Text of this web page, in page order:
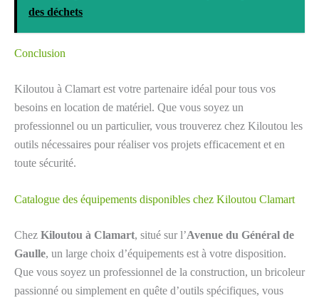
des déchets
Conclusion
Kiloutou à Clamart est votre partenaire idéal pour tous vos
besoins en location de matériel. Que vous soyez un
professionnel ou un particulier, vous trouverez chez Kiloutou les
outils nécessaires pour réaliser vos projets efficacement et en
toute sécurité.
Catalogue des équipements disponibles chez Kiloutou Clamart
Chez Kiloutou à Clamart, situé sur l’Avenue du Général de
Gaulle, un large choix d’équipements est à votre disposition.
Que vous soyez un professionnel de la construction, un bricoleur
passionné ou simplement en quête d’outils spécifiques, vous